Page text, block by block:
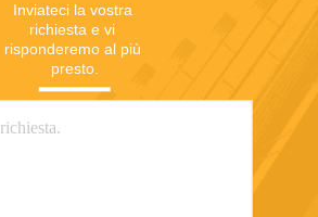
Inviateci la vostra
richiesta e vi
risponderemo al più
presto.